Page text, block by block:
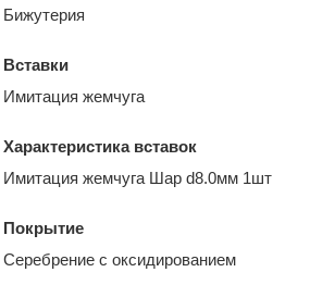
Бижутерия
Вставки
Имитация жемчуга
Характеристика вставок
Имитация жемчуга Шар d8.0мм 1шт
Покрытие
Серебрение с оксидированием